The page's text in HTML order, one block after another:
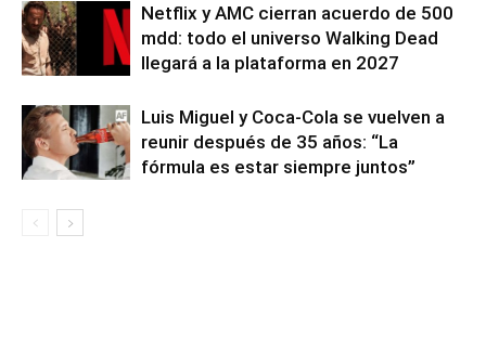
Netflix y AMC cierran acuerdo de 500
mdd: todo el universo Walking Dead
llegará a la plataforma en 2027
Luis Miguel y Coca-Cola se vuelven a
reunir después de 35 años: “La
fórmula es estar siempre juntos”